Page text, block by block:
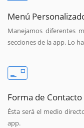
Menú
Manejamos diferentes
secciones de la app. Lo
Forma de Contacto
Ésta será el medio
app.